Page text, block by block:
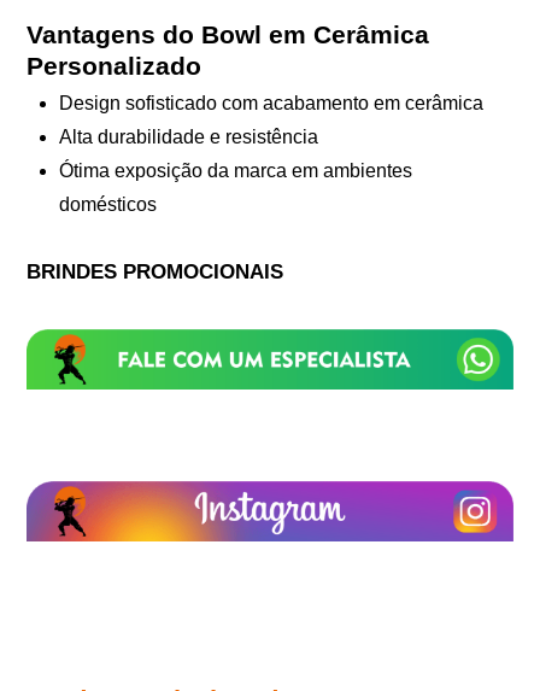
Vantagens do Bowl em Cerâmica
Personalizado
Design sofisticado com acabamento em cerâmica
Alta durabilidade e resistência
Ótima exposição da marca em ambientes
domésticos
BRINDES PROMOCIONAIS